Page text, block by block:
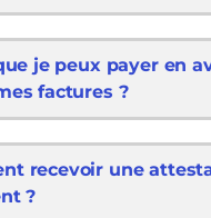
je peux payer en
factures ?
recevoir une
?